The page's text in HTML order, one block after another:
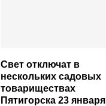
Свет отключат в
нескольких садовых
товариществах
Пятигорска 23 января